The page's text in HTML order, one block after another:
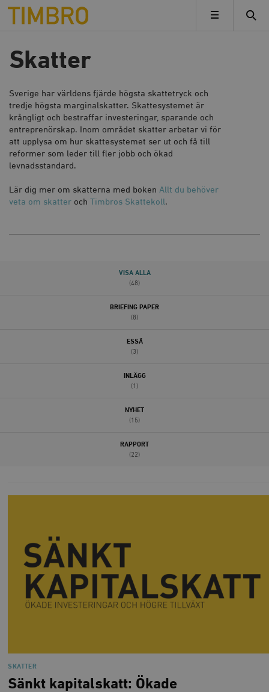
Timbro
MENY
Skatter
Sverige har världens fjärde högsta skattetryck och
tredje högsta marginalskatter. Skattesystemet är
krångligt och bestraffar investeringar, sparande och
entreprenörskap. Inom området skatter arbetar vi för
att upplysa om hur skattesystemet ser ut och få till
reformer som leder till fler jobb och ökad
levnadsstandard.
Lär dig mer om skatterna med boken Allt du behöver
veta om skatter och Timbros Skattekoll.
VISA ALLA
(48)
BRIEFING PAPER
(8)
ESSÄ
(3)
INLÄGG
(1)
NYHET
(15)
RAPPORT
(22)
SKATTER
Sänkt kapitalskatt: Ökade